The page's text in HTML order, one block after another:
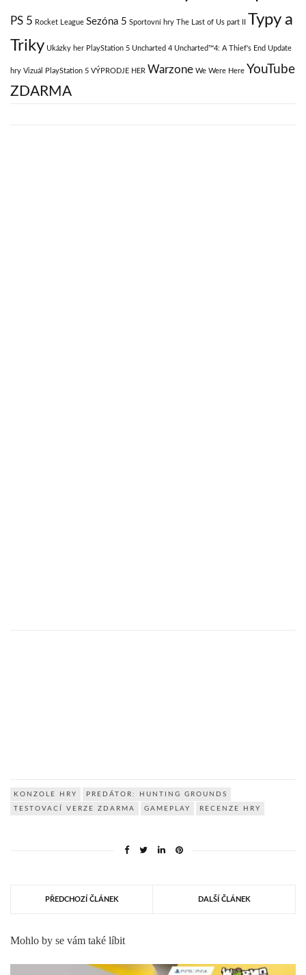
PS 5 Rocket League Sezóna 5 Sportovní hry The Last of Us part II
Typy a
Triky Ukázky her PlayStation 5 Uncharted 4 Uncharted™4: A Thief's End Update
hry Vizuál PlayStation 5 VÝPRODJE HER Warzone We Were Here YouTube
ZDARMA
KONZOLE HRY PREDÁTOR: HUNTING GROUNDS
TESTOVACÍ VERZE ZDARMA GAMEPLAY RECENZE HRY
PŘEDCHOZÍ ČLÁNEK DALŠÍ ČLÁNEK
Mohlo by se vám také líbit
26 LISTOPADU, 2020